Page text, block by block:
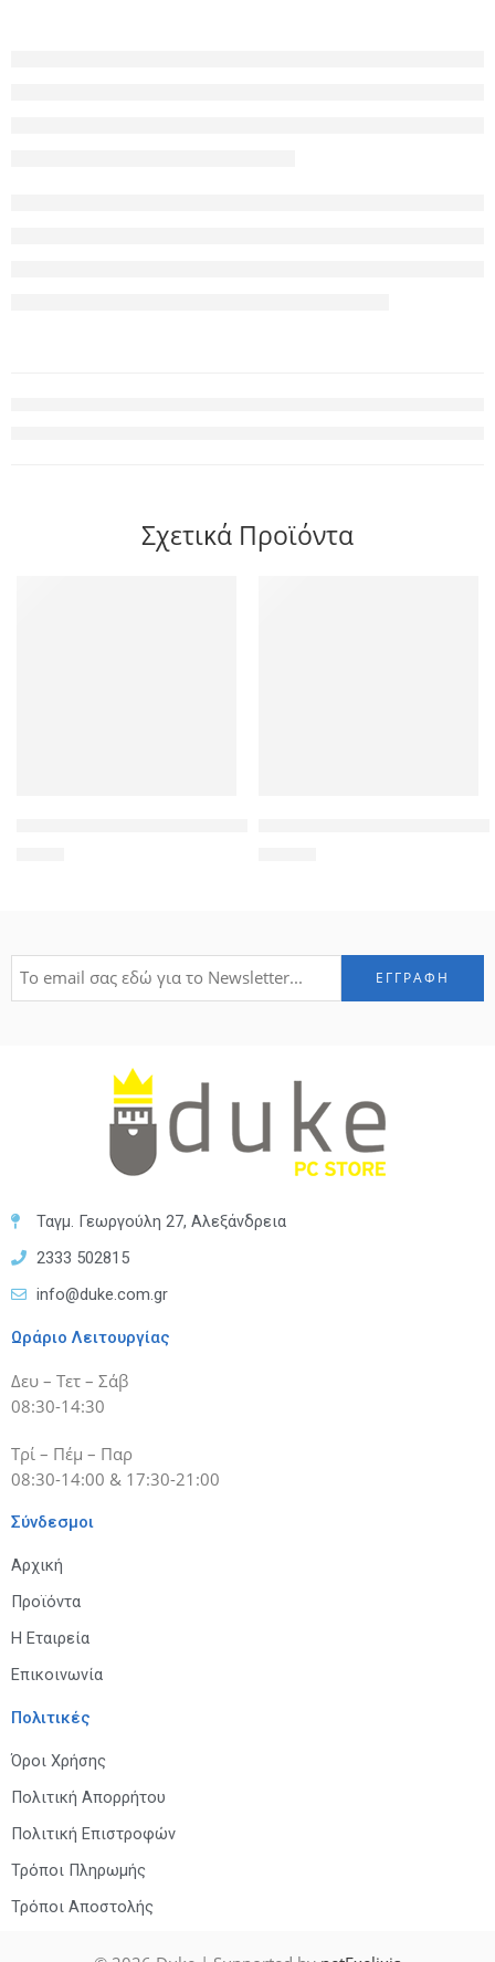
Σχετικά Προϊόντα
Ταγμ. Γεωργούλη 27, Αλεξάνδρεια
2333 502815
info@duke.com.gr
Ωράριο Λειτουργίας
Δευ – Τετ – Σάβ
08:30-14:30
Τρί – Πέμ – Παρ
08:30-14:00 & 17:30-21:00
Σύνδεσμοι
Αρχική
Προϊόντα
Η Εταιρεία
Επικοινωνία
Πολιτικές
Όροι Χρήσης
Πολιτική Απορρήτου
Πολιτική Επιστροφών
Τρόποι Πληρωμής
Τρόποι Αποστολής